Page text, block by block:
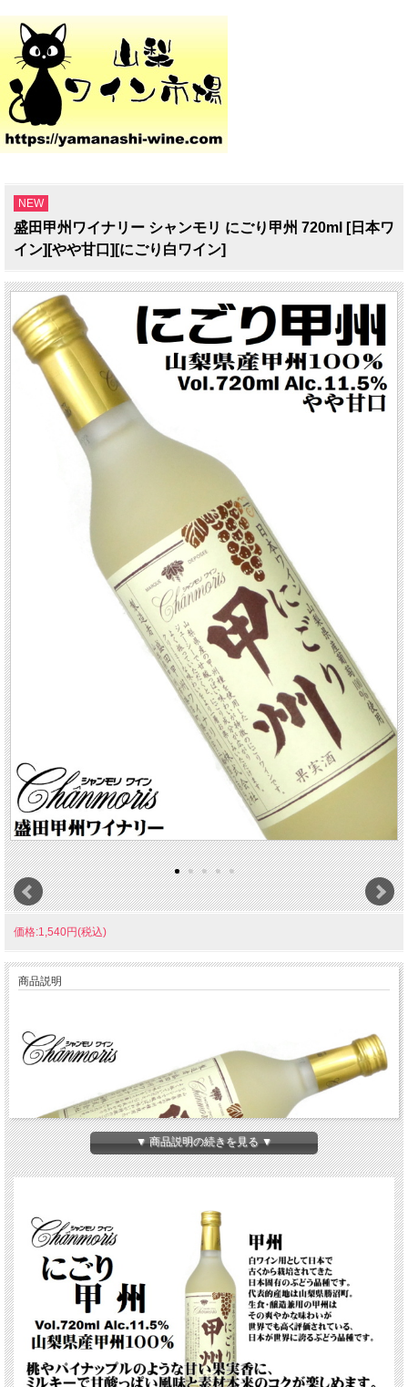
NEW
盛田甲州ワイナリー シャンモリ にごり甲州 720ml [日本ワ
イン][やや甘口][にごり白ワイン]
価格:1,540円(税込)
商品説明
甲州種は、1200年以上前から栽培されているといわれる
歴史のある品種です。
このワインは厳選した山梨県産甲州種ぶどうを使用し、
最適なブレンドを施したにごりワインです。
白桃やパイナップルのような甘い果実香に、ミルキーで
甘酸っぱい風味と素材本来のコクが楽しめます。
▼ 商品説明の続きを見る ▼